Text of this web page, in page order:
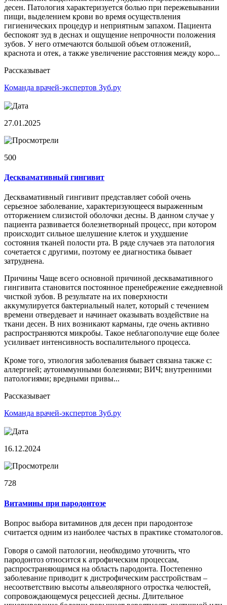
десен. Патология характеризуется болью при пережевывании
пищи, выделением крови во время осуществления
гигиенических процедур и неприятным запахом. Пациента
беспокоят зуд в деснах и ощущение непрочности положения
зубов. У него отмечаются большой объем отложений,
краснота и отек, а также увеличение расстояния между коро...
Рассказывает
Команда врачей-экспертов Зуб.ру
27.01.2025
500
Десквамативный гингивит
Десквамативный гингивит представляет собой очень
серьезное заболевание, характеризующееся выраженным
отторжением слизистой оболочки десны. В данном случае у
пациента развивается болезнетворный процесс, при котором
происходит сильное шелушение клеток и ухудшение
состояния тканей полости рта. В ряде случаев эта патология
сочетается с другими, поэтому ее диагностика бывает
затруднена.
Причины Чаще всего основной причиной десквамативного
гингивита становится постоянное пренебрежение ежедневной
чисткой зубов. В результате на их поверхности
аккумулируется бактериальный налет, который с течением
времени отвердевает и начинает оказывать воздействие на
ткани десен. В них возникают карманы, где очень активно
распространяются микробы. Такое неблагополучие еще более
усиливает интенсивность воспалительного процесса.
Кроме того, этиология заболевания бывает связана также с:
аллергией; аутоиммунными болезнями; ВИЧ; внутренними
патологиями; вредными привы...
Рассказывает
Команда врачей-экспертов Зуб.ру
16.12.2024
728
Витамины при пародонтозе
Вопрос выбора витаминов для десен при пародонтозе
считается одним из наиболее частых в практике стоматологов.
Говоря о самой патологии, необходимо уточнить, что
пародонтоз относится к атрофическим процессам,
распространяющимся на область пародонта. Постепенно
заболевание приводит к дистрофическим расстройствам –
несоответствию высоты альвеолярного отростка челюстей,
сопровождающемуся рецессией десны. Длительное